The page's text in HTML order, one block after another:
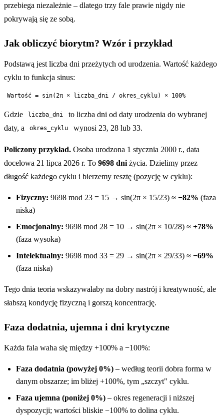
przebiega niezależnie – dlatego trzy fale prawie nigdy nie
pokrywają się ze sobą.
Jak obliczyć biorytm? Wzór i przykład
Podstawą jest liczba dni przeżytych od urodzenia. Wartość każdego
cyklu to funkcja sinus:
Gdzie liczba_dni
to liczba dni od daty urodzenia do wybranej
daty, a
okres_cyklu wynosi 23, 28 lub 33.
Policzony przykład. Osoba urodzona 1 stycznia 2000 r., data
docelowa 21 lipca 2026 r. To 9698 dni życia. Dzielimy przez
długość każdego cyklu i bierzemy resztę (pozycję w cyklu):
Fizyczny: 9698 mod 23 = 15 → sin(2π × 15/23) ≈ −82% (faza
niska)
Emocjonalny: 9698 mod 28 = 10 → sin(2π × 10/28) ≈ +78%
(faza wysoka)
Intelektualny: 9698 mod 33 = 29 → sin(2π × 29/33) ≈ −69%
(faza niska)
Tego dnia teoria wskazywałaby na dobry nastrój i kreatywność, ale
słabszą kondycję fizyczną i gorszą koncentrację.
Faza dodatnia, ujemna i dni krytyczne
Każda fala waha się między +100% a −100%:
Faza dodatnia (powyżej 0%) – według teorii dobra forma w
danym obszarze; im bliżej +100%, tym „szczyt" cyklu.
Faza ujemna (poniżej 0%) – okres regeneracji i niższej
dyspozycji; wartości bliskie −100% to dolina cyklu.